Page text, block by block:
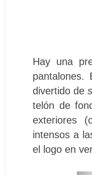
Hay una
pantalones.
divertido de
telón de
exteriores
intensos a
el logo en